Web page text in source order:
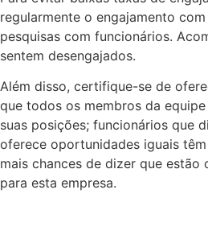
regularmente o engajamento
pesquisas com funcionários.
sentem desengajados.
Além disso, certifique-se de
que todos os membros da
suas posições; funcionários que
oferece oportunidades iguais
mais chances de dizer que estão
para esta empresa.